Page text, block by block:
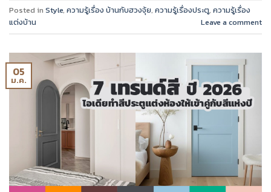
Posted in Style, ความรู้เรื่อง บ้านกับฮวงจุ้ย, ความรู้เรื่องประตู, ความรู้เรื่อง
แต่งบ้าน
Leave a comment
05
ม.ค.